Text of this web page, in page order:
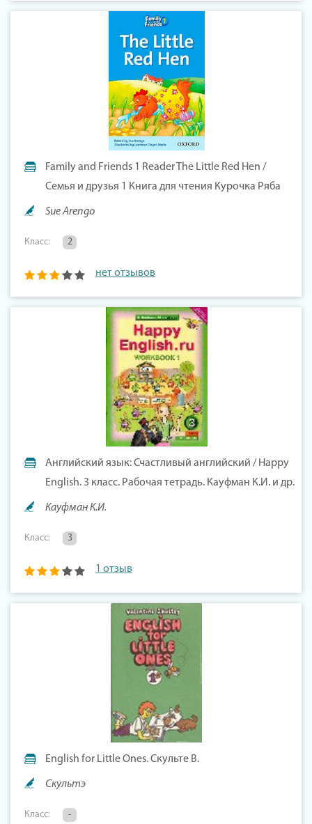
Family and Friends 1 Reader The Little Red Hen /
Семья и друзья 1 Книга для чтения Курочка Ряба
Sue Arengo
Класс: 2
нет отзывов
Английский язык: Счастливый английский / Happy
English. 3 класс. Рабочая тетрадь. Кауфман К.И. и др.
Кауфман К.И.
Класс: 3
1 отзыв
English for Little Ones. Скульте В.
Скультэ
Класс: -